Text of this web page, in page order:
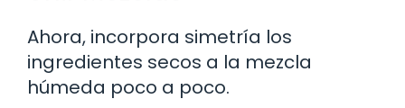
Ahora, incorpora simetría los
ingredientes secos a la mezcla
húmeda poco a poco.